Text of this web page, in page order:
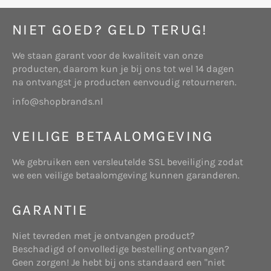
ARTIKEL 1 – DEFINITIES
In deze bemiddelingsvoorwaarden wordt verstaan
Website: beschikbaar gestelde platform
bereikbaar via www.tuzo.nl, daaronder mede
Websitehouder: de onderneming Start Online
bewaren. Soms vragen wij u naar uw persoonlijke
gegevens die voor de desbetreffende situatie
relevant zijn. Dit maakt het mogelijk uw vragen te
verwerken en uw verzoeken te beantwoorden. De
gegevens worden opgeslagen op eigen beveiligde
servers van www. shopbrands.nlof die van een
derde partij. Wij zullen deze gegevens niet
combineren met andere persoonlijke gegevens
Cookies
Wij verzamelen gegevens voor onderzoek om zo
een beter inzicht te krijgen in onze klanten, zodat
wij onze diensten hierop kunnen afstemmen.
Deze website maakt gebruik van “cookies”
geplaatst) om de website te helpen analyseren
hoe gebruikers de site gebruiken. De door het
cookie gegenereerde informatie over uw gebruik
NIET GOED? GELD TERUG!
We staan garant voor de kwaliteit van onze
producten, daarom kun je bij ons tot wel 14 dagen
na ontvangst je producten eenvoudig retourneren.
info@shopbrands.nl
VEILIGE BETAALOMGEVING
We gebruiken een versleutelde SSL beveiliging zodat
we een veilige betaalomgeving kunnen garanderen.
GARANTIE
Niet tevreden met je ontvangen product?
Beschadigd of onvolledige bestelling ontvangen?
Geen zorgen! Je hebt bij ons standaard een "niet